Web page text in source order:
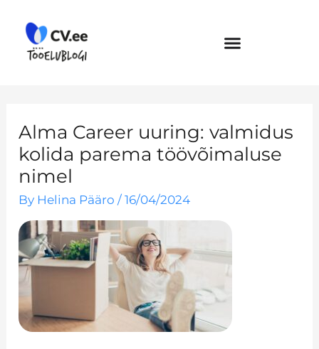
content
Alma Career uuring: valmidus
kolida parema töövõimaluse
nimel
By Helina Pääro/16/04/2024